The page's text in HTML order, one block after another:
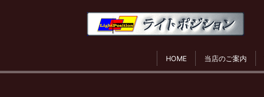
HOME 当店のご案内